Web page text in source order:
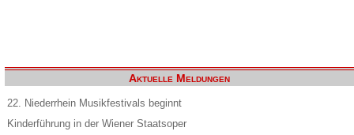
Aktuelle Meldungen
22. Niederrhein Musikfestivals beginnt
Kinderführung in der Wiener Staatsoper